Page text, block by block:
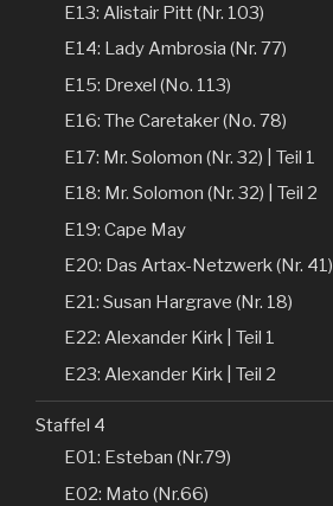
E13: Alistair Pitt (Nr. 103)
E14: Lady Ambrosia (Nr. 77)
E15: Drexel (No. 113)
E16: The Caretaker (No. 78)
E17: Mr. Solomon (Nr. 32) | Teil 1
E18: Mr. Solomon (Nr. 32) | Teil 2
E19: Cape May
E20: Das Artax-Netzwerk (Nr. 41)
E21: Susan Hargrave (Nr. 18)
E22: Alexander Kirk | Teil 1
E23: Alexander Kirk | Teil 2
Staffel 4
E01: Esteban (Nr.79)
E02: Mato (Nr.66)